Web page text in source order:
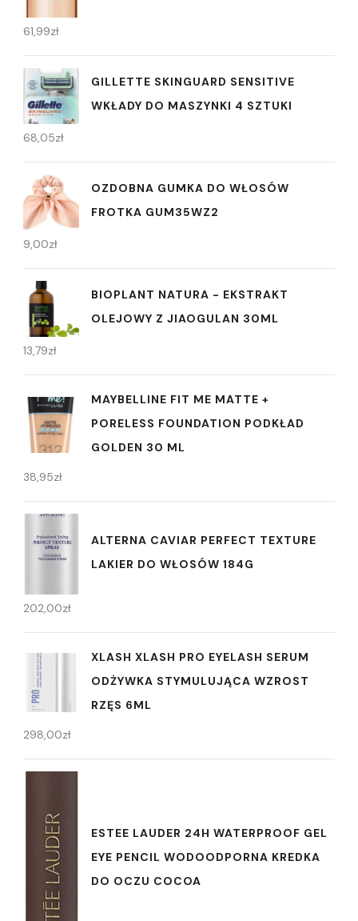
61,99zł
GILLETTE SKINGUARD SENSITIVE
WKŁADY DO MASZYNKI 4 SZTUKI
68,05zł
OZDOBNA GUMKA DO WŁOSÓW
FROTKA GUM35WZ2
9,00zł
BIOPLANT NATURA - EKSTRAKT
OLEJOWY Z JIAOGULAN 30ML
13,79zł
MAYBELLINE FIT ME MATTE +
PORELESS FOUNDATION PODKŁAD
GOLDEN 30 ML
38,95zł
ALTERNA CAVIAR PERFECT TEXTURE
LAKIER DO WŁOSÓW 184G
202,00zł
XLASH XLASH PRO EYELASH SERUM
ODŻYWKA STYMULUJĄCA WZROST
RZĘS 6ML
298,00zł
ESTEE LAUDER 24H WATERPROOF GEL
EYE PENCIL WODOODPORNA KREDKA
DO OCZU COCOA